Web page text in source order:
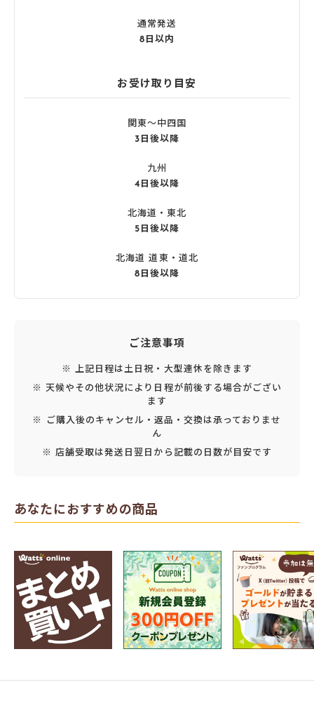
通常発送
8日以内
お受け取り目安
関東〜中四国
3日後以降
九州
4日後以降
北海道・東北
5日後以降
北海道 道東・道北
8日後以降
ご注意事項
※ 上記日程は土日祝・大型連休を除きます
※ 天候やその他状況により日程が前後する場合がござい
ます
※ ご購入後のキャンセル・返品・交換は承っておりませ
ん
※ 店舗受取は発送日翌日から記載の日数が目安です
あなたにおすすめの商品